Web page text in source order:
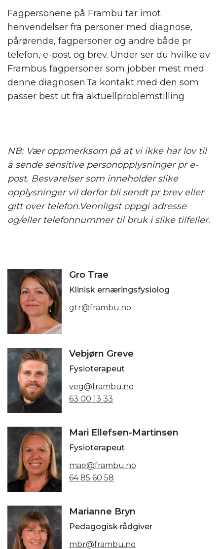
Fagpersonene på Frambu tar imot
henvendelser fra personer med diagnose,
pårørende, fagpersoner og andre både pr
telefon, e-post og brev. Under ser du hvilke av
Frambus fagpersoner som jobber mest med
denne diagnosen.Ta kontakt med den som
passer best ut fra aktuellproblemstilling
NB: Vær oppmerksom på at vi ikke har lov til
å sende sensitive personopplysninger pr e-
post. Besvarelser som inneholder slike
opplysninger vil derfor bli sendt pr brev eller
gitt over telefon.Vennligst oppgi adresse
og/eller telefonnummer til bruk i slike tilfeller.
Gro Trae
Klinisk ernæringsfysiolog
gtr@frambu.no
Vebjørn Greve
Fysioterapeut
veg@frambu.no
63 00 13 33
Mari Ellefsen-Martinsen
Fysioterapeut
mae@frambu.no
64 85 60 58
Marianne Bryn
Pedagogisk rådgiver
mbr@frambu.no